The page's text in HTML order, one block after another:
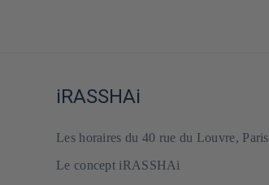
iRASSHAi
Les horaires du 40 rue du Louvre, Paris
Le concept iRASSHAi